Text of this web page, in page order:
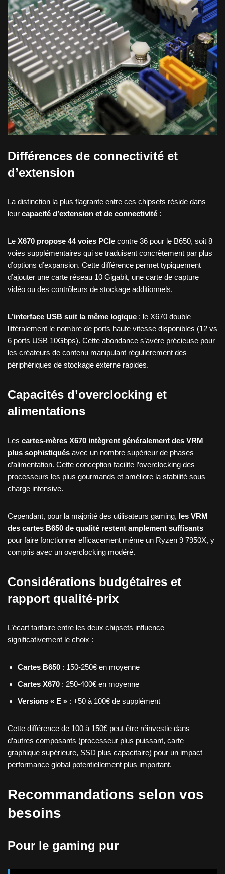
Différences de connectivité et
d’extension
La distinction la plus flagrante entre ces chipsets réside dans
leur capacité d’extension et de connectivité :
Le X670 propose 44 voies PCIe contre 36 pour le B650, soit 8
voies supplémentaires qui se traduisent concrètement par plus
d’options d’expansion. Cette différence permet typiquement
d’ajouter une carte réseau 10 Gigabit, une carte de capture
vidéo ou des contrôleurs de stockage additionnels.
L’interface USB suit la même logique : le X670 double
littéralement le nombre de ports haute vitesse disponibles (12 vs
6 ports USB 10Gbps). Cette abondance s’avère précieuse pour
les créateurs de contenu manipulant régulièrement des
périphériques de stockage externe rapides.
Capacités d’overclocking et
alimentations
Les cartes-mères X670 intègrent généralement des VRM
plus sophistiqués avec un nombre supérieur de phases
d’alimentation. Cette conception facilite l’overclocking des
processeurs les plus gourmands et améliore la stabilité sous
charge intensive.
Cependant, pour la majorité des utilisateurs gaming, les VRM
des cartes B650 de qualité restent amplement suffisants
pour faire fonctionner efficacement même un Ryzen 9 7950X, y
compris avec un overclocking modéré.
Considérations budgétaires et
rapport qualité-prix
L’écart tarifaire entre les deux chipsets influence
significativement le choix :
Cartes B650 : 150-250€ en moyenne
Cartes X670 : 250-400€ en moyenne
Versions « E » : +50 à 100€ de supplément
Cette différence de 100 à 150€ peut être réinvestie dans
d’autres composants (processeur plus puissant, carte
graphique supérieure, SSD plus capacitaire) pour un impact
performance global potentiellement plus important.
Recommandations selon vos
besoins
Pour le gaming pur